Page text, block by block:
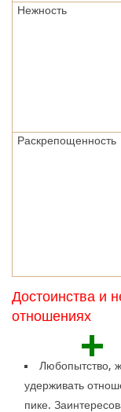
Нежность
Раскрепощенность
Достоинства и
отношениях
+
Любопытство,
удерживать
пике.